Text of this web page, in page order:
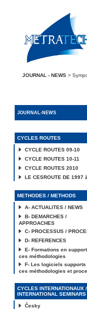
JOURNAL - NEWS >
JOURNAL-NEWS
CYCLES ROUTES
CYCLE ROUTES 09-10
CYCLE ROUTES 10-11
CYCLE ROUTES 2010
LE CESROUTE DE 1997
METHODES / METHODS
A- ACTUALITES / NEWS
B- DEMARCHES /
APPROACHES
C- PROCESSUS /
D- REFERENCES
E- Formations en
ces méthodologies
F- Les logiciels supports
ces méthodologies et
CYCLES INTERNATIONAUX /
INTERNATIONAL SEMINARS
Česky